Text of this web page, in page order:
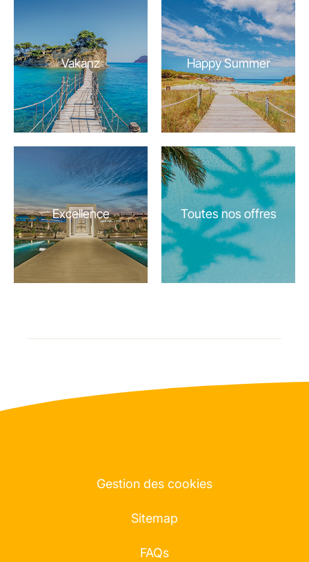
Vakanz Happy Summer
Excellence Toutes nos offres
Gestion des cookies
Sitemap
FAQs